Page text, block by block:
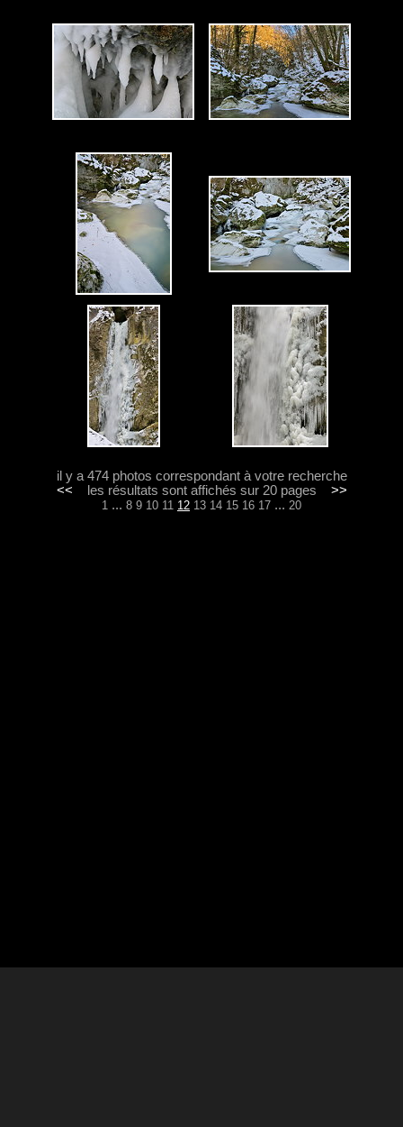
il y a 474 photos correspondant à votre recherche
<< les résultats sont affichés sur 20 pages >>
1 ... 8 9 10 11 12 13 14 15 16 17 ... 20